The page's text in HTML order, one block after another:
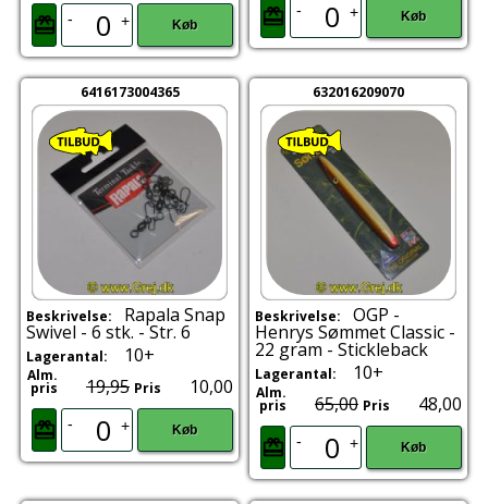
- + Køb
- + Køb
6416173004365
Beskrivelse: Rapala Snap
Swivel - 6 stk. - Str. 6
Lagerantal: 10+
Alm.
pris 19,95 Pris 10,00
- + Køb
632016209070
Beskrivelse: OGP -
Henrys Sømmet Classic -
22 gram - Stickleback
Lagerantal: 10+
Alm.
pris 65,00 Pris 48,00
- + Køb